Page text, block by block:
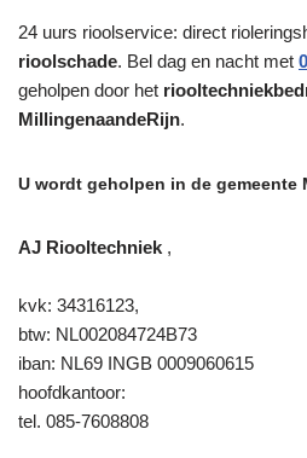
24 uurs rioolservice: direct
rioolschade. Bel dag en nacht met
geholpen door het
MillingenaandeRijn.
U wordt geholpen in de gemeente
AJ Riooltechniek ,
kvk: 34316123,
btw: NL002084724B73
iban: NL69 INGB 0009060615
hoofdkantoor:
tel. 085-7608808